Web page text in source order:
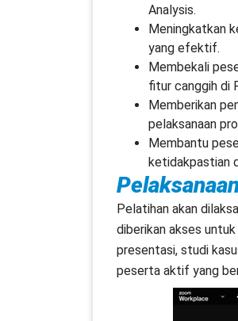
Analysis.
Meningkatkan
yang efektif.
Membekali
fitur canggih di
Memberikan
pelaksanaan
Membantu
ketidakpastian
Pelatihan akan
diberikan akses
presentasi, studi
peserta aktif yang